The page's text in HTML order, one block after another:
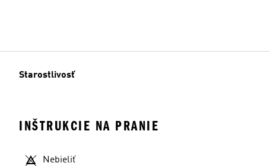
Starostlivosť
INŠTRUKCIE NA PRANIE
Nebieliť